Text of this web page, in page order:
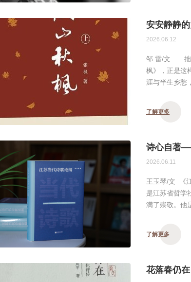
安安静静
2026.06.12
邹 雷/文 拙不
枫》，正是这
涯与半生乡愁
了解更多
诗心自著
2026.06.11
王玉琴/文 《
是江苏省哲学
满了崇敬。他
了解更多
花落春仍